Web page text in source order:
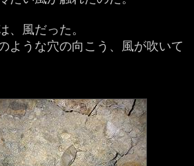
、風だった。
ような穴の向こう、風が吹いて